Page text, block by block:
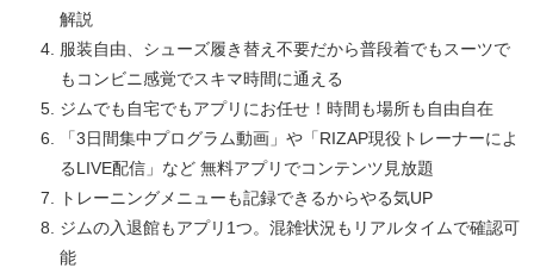
解説
服装自由、シューズ履き替え不要だから普段着でもスーツで
もコンビニ感覚でスキマ時間に通える
ジムでも自宅でもアプリにお任せ！時間も場所も自由自在
「3日間集中プログラム動画」や「RIZAP現役トレーナーによ
るLIVE配信」など 無料アプリでコンテンツ見放題
トレーニングメニューも記録できるからやる気UP
ジムの入退館もアプリ1つ。混雑状況もリアルタイムで確認可
能